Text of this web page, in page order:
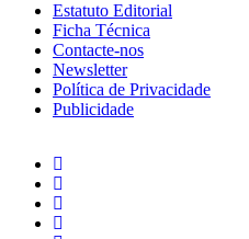
Estatuto Editorial
Ficha Técnica
Contacte-nos
Newsletter
Política de Privacidade
Publicidade